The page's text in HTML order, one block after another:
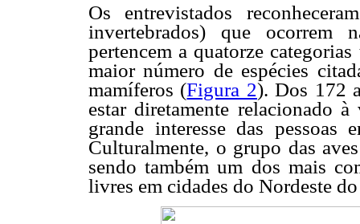
Os entrevistados
invertebrados) que ocorrem
pertencem a quatorze
maior número de espécies
mamíferos (Figura 2). Dos 172
estar diretamente relacionado
grande interesse das pessoas
Culturalmente, o grupo das
sendo também um dos mais
livres em cidades do Nordeste